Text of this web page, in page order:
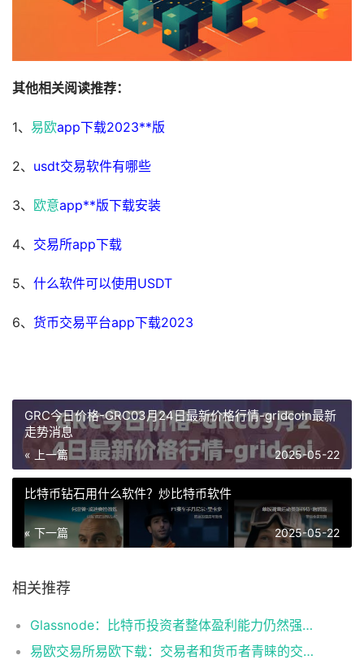
其他相关阅读推荐：
1、 易欧app下载2023**版
2、 usdt交易软件有哪些
3、 欧意app**版下载安装
4、 交易所app下载
5、 什么软件可以使用USDT
6、 货币交易平台app下载2023
GRC今日价格-GRC03月24日最新价格行情-gridcoin最新
走势消息
« 上一篇 2025-05-22
比特币钻石用什么软件？炒比特币软件
« 下一篇 2025-05-22
相关推荐
Glassnode：比特币投资者整体盈利能力仍然强劲，更大的波动即将到来
易欧交易所易欧下载：交易者和货币者青睐的交易平台